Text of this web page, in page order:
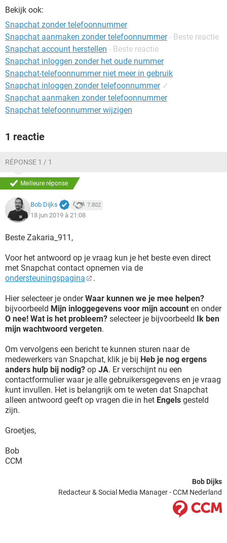
Bekijk ook:
Snapchat zonder telefoonnummer
Snapchat aanmaken zonder telefoonnummer - Beste reactie
Snapchat account herstellen - Beste reactie
Snapchat inloggen zonder het oude nummer
Snapchat-telefoonnummer niet meer in gebruik
Snapchat inloggen zonder telefoonnummer ✓
Snapchat aanmaken zonder telefoonnummer
Snapchat telefoonnummer wijzigen
1 reactie
RÉPONSE 1 / 1
Meilleure réponse
Bob Dijks 7.802
18 jun 2019 à 21:08
Beste Zakaria_911,
Voor het antwoord op je vraag kun je het beste even direct
met Snapchat contact opnemen via de
ondersteuningspagina
.
Hier selecteer je onderWaar kunnen we je mee helpen?
bijvoorbeeld Mijn inloggegevens voor mijn account en onder
O nee! Wat is het probleem? selecteer je bijvoorbeeld Ik ben
mijn wachtwoord vergeten.
Om vervolgens een bericht te kunnen sturen naar de
medewerkers van Snapchat, klik je bij Heb je nog ergens
anders hulp bij nodig? op JA. Er verschijnt nu een
contactformulier waar je alle gebruikersgegevens en je vraag
kunt invullen. Het is belangrijk om te weten dat Snapchat
alleen antwoord geeft op vragen die in het Engels gesteld
zijn.
Groetjes,
Bob
CCM
Bob Dijks
Redacteur & Social Media Manager - CCM Nederland